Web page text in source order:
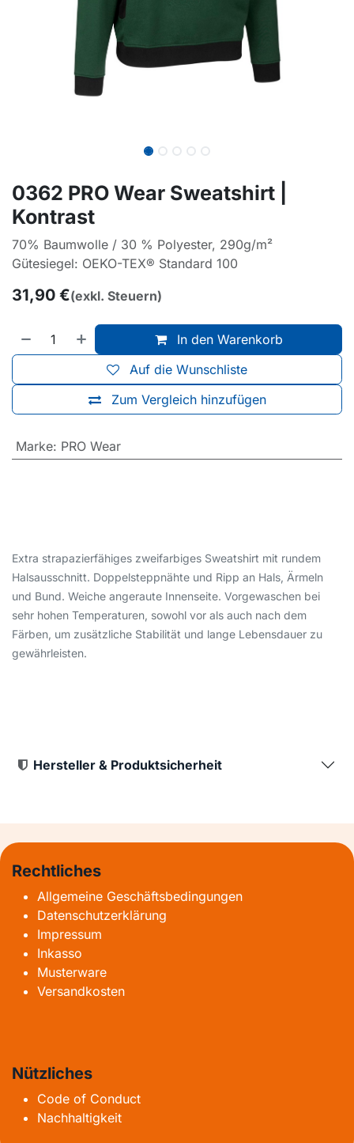
0362 PRO Wear Sweatshirt |
Kontrast
70% Baumwolle / 30 % Polyester, 290g/m²
Gütesiegel: OEKO-TEX® Standard 100
31,90 €(exkl. Steuern)
In den Warenkorb
Zum Vergleich hinzufügen
Auf die Wunschliste
Marke: PRO Wear
Extra strapazierfähiges zweifarbiges Sweatshirt mit rundem
Halsausschnitt. Doppelsteppnähte und Ripp an Hals, Ärmeln
und Bund. Weiche angeraute Innenseite. Vorgewaschen bei
sehr hohen Temperaturen, sowohl vor als auch nach dem
Färben, um zusätzliche Stabilität und lange Lebensdauer zu
gewährleisten.
Hersteller & Produktsicherheit
Rechtliches
Allgemeine Geschäftsbedingungen
Datenschutzerklärung
Impressum
Inkasso
Musterware
Versandkosten
Nützliches
Code of Conduct
Nachhaltigkeit